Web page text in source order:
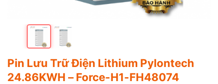
Pin Lưu Trữ Điện Lithium Pylontech
24.86KWH – Force-H1-FH48074